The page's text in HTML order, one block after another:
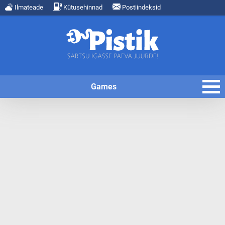
Ilmateade Kütusehinnad Postiindeksid
Games